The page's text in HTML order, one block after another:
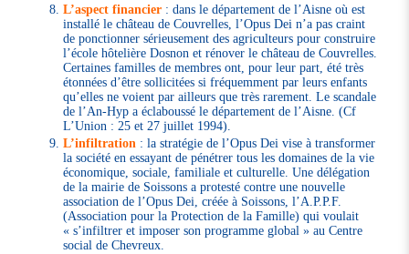
L’aspect financier : dans le département de l’Aisne où est
installé le château de Couvrelles, l’Opus Dei n’a pas craint
de ponctionner sérieusement des agriculteurs pour construire
l’école hôtelière Dosnon et rénover le château de Couvrelles.
Certaines familles de membres ont, pour leur part, été très
étonnées d’être sollicitées si fréquemment par leurs enfants
qu’elles ne voient par ailleurs que très rarement. Le scandale
de l’An-Hyp a éclaboussé le département de l’Aisne. (Cf
L’Union : 25 et 27 juillet 1994).
L’infiltration : la stratégie de l’Opus Dei vise à transformer
la société en essayant de pénétrer tous les domaines de la vie
économique, sociale, familiale et culturelle. Une délégation
de la mairie de Soissons a protesté contre une nouvelle
association de l’Opus Dei, créée à Soissons, l’A.P.P.F.
(Association pour la Protection de la Famille) qui voulait
« s’infiltrer et imposer son programme global » au Centre
social de Chevreux.